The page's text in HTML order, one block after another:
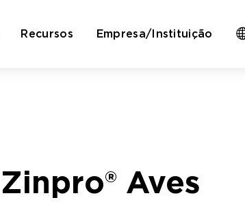
Recursos Empresa/Instituição
Zinpro® Aves